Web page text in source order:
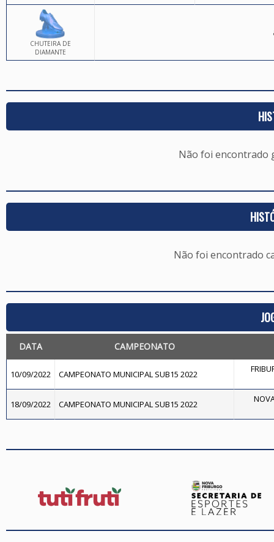
CHUTEIRA DE
DIAMANTE
Não foi encontrado
Não foi encontrado
DATA CAMPEONATO
10/09/2022 CAMPEONATO MUNICIPAL SUB15 2022
18/09/2022 CAMPEONATO MUNICIPAL SUB15 2022